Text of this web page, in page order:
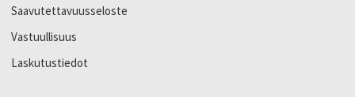
Saavutettavuusseloste
Vastuullisuus
Laskutustiedot